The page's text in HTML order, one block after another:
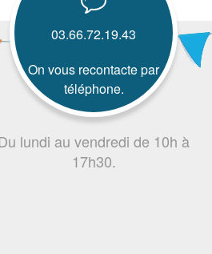
03.66.72.19.43
On vous recontacte par
téléphone.
lundi au vendredi de 10h à
17h30.